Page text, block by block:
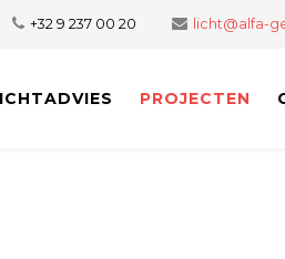
+32 9 237 00 20 licht@alfa-
PROJECTEN